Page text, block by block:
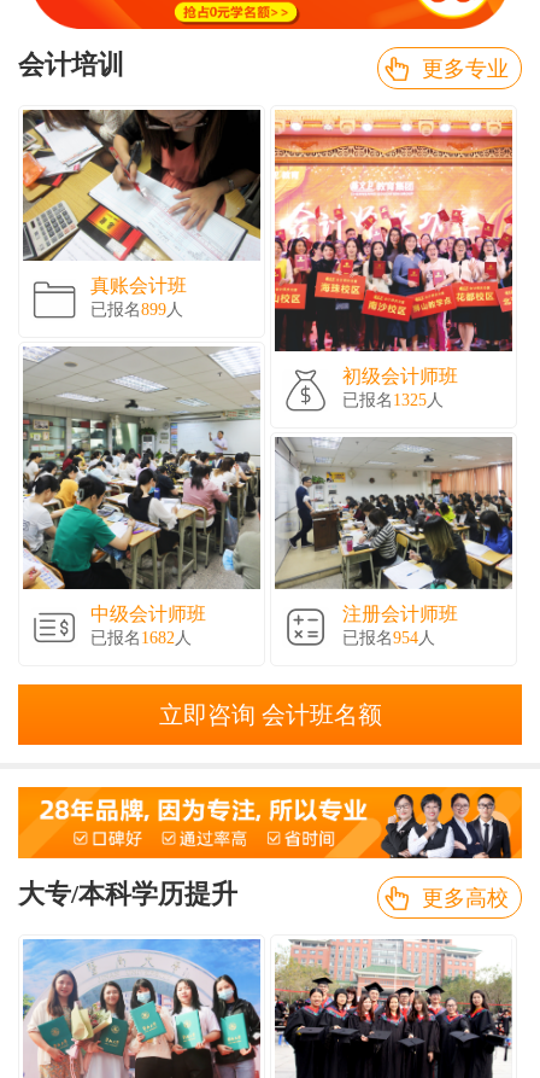
会计培训 更多专业
真账会计班
已报名899人
中级会计师班
已报名 1682 人
初级会计师班
已报名 1325人
注册会计师班
已报名954人
立即咨询 会计班名额
大专/本科学历提升 更多高校